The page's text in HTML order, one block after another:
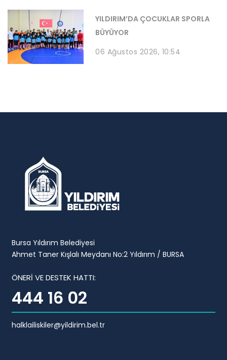
YILDIRIM’DA ÇOCUKLAR SPORLA
BÜYÜYOR
06 Ağustos 2026, 10:54
Bursa Yıldırım Belediyesi
Ahmet Taner Kışlalı Meydanı No:2 Yıldırım / BURSA
ÖNERİ VE DESTEK HATTI:
444 16 02
halklailiskiler@yildirim.bel.tr